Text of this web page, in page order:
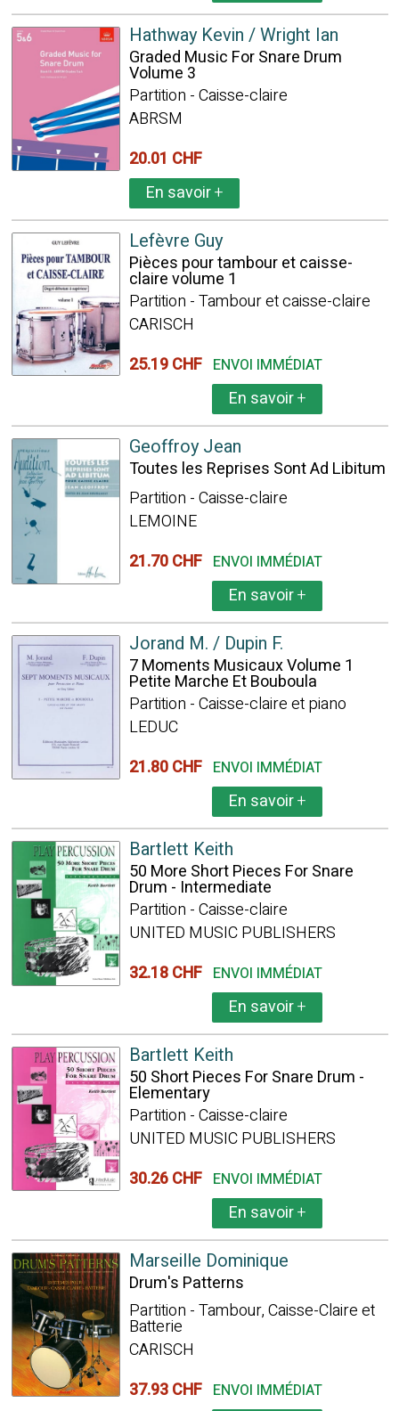
Hathway Kevin / Wright Ian
Graded Music For Snare Drum
Volume 3
Partition - Caisse-claire
ABRSM
20.01 CHF
En savoir+
Lefèvre Guy
Pièces pour tambour et caisse-
claire volume 1
Partition - Tambour et caisse-claire
CARISCH
25.19 CHF ENVOI IMMÉDIAT
En savoir+
Geoffroy Jean
Toutes les Reprises Sont Ad Libitum
Partition - Caisse-claire
LEMOINE
21.70 CHF ENVOI IMMÉDIAT
En savoir+
Jorand M. / Dupin F.
7 Moments Musicaux Volume 1
Petite Marche Et Bouboula
Partition - Caisse-claire et piano
LEDUC
21.80 CHF ENVOI IMMÉDIAT
En savoir+
Bartlett Keith
50 More Short Pieces For Snare
Drum - Intermediate
Partition - Caisse-claire
UNITED MUSIC PUBLISHERS
32.18 CHF ENVOI IMMÉDIAT
En savoir+
Bartlett Keith
50 Short Pieces For Snare Drum -
Elementary
Partition - Caisse-claire
UNITED MUSIC PUBLISHERS
30.26 CHF ENVOI IMMÉDIAT
En savoir+
Marseille Dominique
Drum's Patterns
Partition - Tambour, Caisse-Claire et
Batterie
CARISCH
37.93 CHF ENVOI IMMÉDIAT